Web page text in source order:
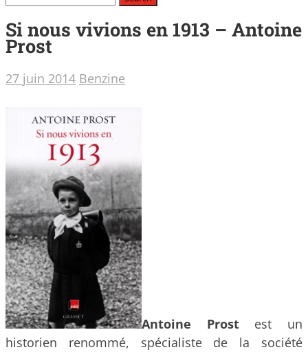
Si nous vivions en 1913 – Antoine
Prost
27 juin 2014 Benzine
Antoine Prostest un
historien renommé, spécialiste de la société